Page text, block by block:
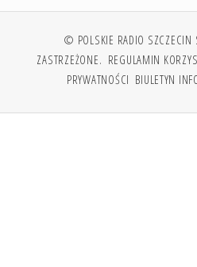
© POLSKIE RADIO SZCZECIN
ZASTRZEŻONE. REGULAMIN
PRYWATNOŚCI BIULETYN